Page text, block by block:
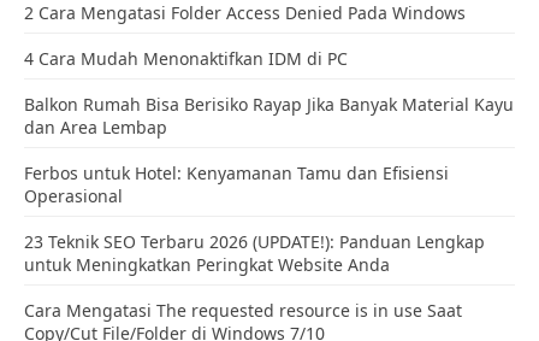
Pos Baru Pos Lama